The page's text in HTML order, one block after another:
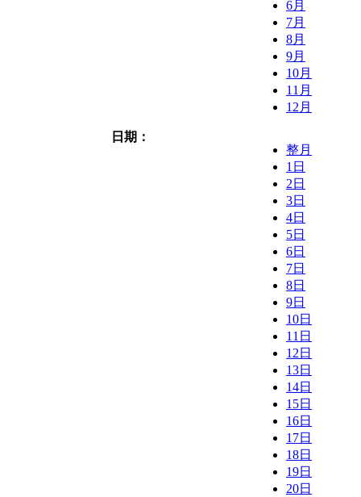
6月
7月
8月
9月
10月
11月
12月
日期：
整月
1日
2日
3日
4日
5日
6日
7日
8日
9日
10日
11日
12日
13日
14日
15日
16日
17日
18日
19日
20日